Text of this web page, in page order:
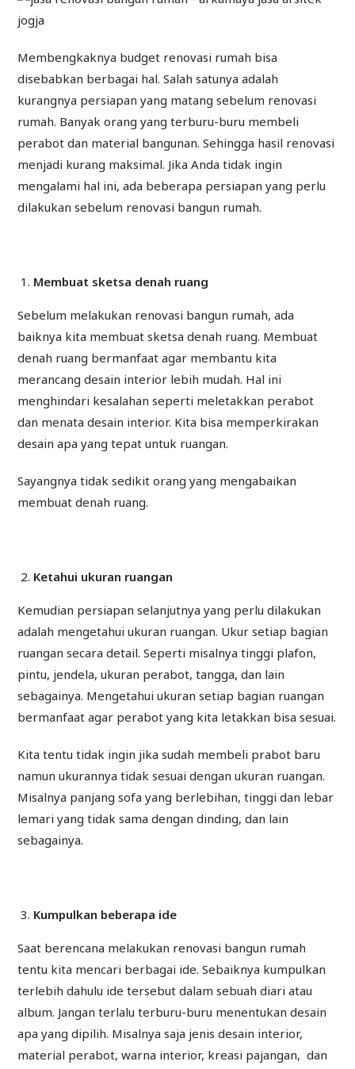
Membengkaknya budget renovasi rumah bisa
disebabkan berbagai hal. Salah satunya adalah
kurangnya persiapan yang matang sebelum renovasi
rumah. Banyak orang yang terburu-buru membeli
perabot dan material bangunan. Sehingga hasil renovasi
menjadi kurang maksimal. Jika Anda tidak ingin
mengalami hal ini, ada beberapa persiapan yang perlu
dilakukan sebelum renovasi bangun rumah.
Membuat sketsa denah ruang
Sebelum melakukan renovasi bangun rumah, ada
baiknya kita membuat sketsa denah ruang. Membuat
denah ruang bermanfaat agar membantu kita
merancang desain interior lebih mudah. Hal ini
menghindari kesalahan seperti meletakkan perabot
dan menata desain interior. Kita bisa memperkirakan
desain apa yang tepat untuk ruangan.
Sayangnya tidak sedikit orang yang mengabaikan
membuat denah ruang.
Ketahui ukuran ruangan
Kemudian persiapan selanjutnya yang perlu dilakukan
adalah mengetahui ukuran ruangan. Ukur setiap bagian
ruangan secara detail. Seperti misalnya tinggi plafon,
pintu, jendela, ukuran perabot, tangga, dan lain
sebagainya. Mengetahui ukuran setiap bagian ruangan
bermanfaat agar perabot yang kita letakkan bisa sesuai.
Kita tentu tidak ingin jika sudah membeli prabot baru
namun ukurannya tidak sesuai dengan ukuran ruangan.
Misalnya panjang sofa yang berlebihan, tinggi dan lebar
lemari yang tidak sama dengan dinding, dan lain
sebagainya.
Kumpulkan beberapa ide
Saat berencana melakukan renovasi bangun rumah
tentu kita mencari berbagai ide. Sebaiknya kumpulkan
terlebih dahulu ide tersebut dalam sebuah diari atau
album. Jangan terlalu terburu-buru menentukan desain
apa yang dipilih. Misalnya saja jenis desain interior,
material perabot, warna interior, kreasi pajangan, dan